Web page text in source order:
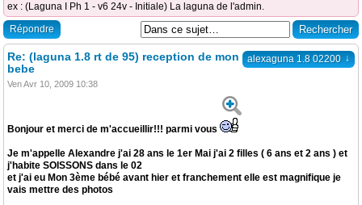
ex : (Laguna I Ph 1 - v6 24v - Initiale) La laguna de l'admin.
Répondre
alexaguna 1.8 02200 ↓
Re: (laguna 1.8 rt de 95) reception de mon
bebe
Ven Avr 10, 2009 10:38
Bonjour et merci de m'accueillir!!! parmi vous
Je m'appelle Alexandre j'ai 28 ans le 1er Mai j'ai 2 filles ( 6 ans et 2 ans ) et
j'habite SOISSONS dans le 02
et j'ai eu Mon 3ème bébé avant hier et franchement elle est magnifique je
vais mettre des photos